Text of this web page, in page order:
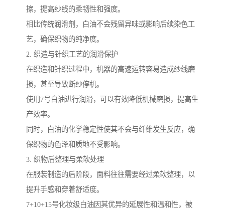
擦，提高纱线的柔韧性和强度。
相比传统润滑剂，白油不会残留异味或影响后续染色工
艺，确保织物的纯净度。
2. 织造与针织工艺的润滑保护
在织造和针织过程中，机器的高速运转容易造成纱线磨
损，甚至导致断纱停机。
使用7号白油进行润滑，可以有效降低机械磨损，提高生
产效率。
同时，白油的化学稳定性使其不会与纤维发生反应，确
保织物的色泽和质地不受影响。
3. 织物后整理与柔软处理
在服装制造的后阶段，面料往往需要经过柔软整理，以
提升手感和穿着舒适度。
7+10+15号化妆级白油因其优异的延展性和温和性，被